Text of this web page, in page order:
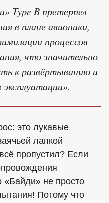
Type B претерпел
в плане авионики,
процессов
что значительно
к развёртыванию и
это лукавые
лапкой
пропустил? Если
«Байди» не просто
Потому что